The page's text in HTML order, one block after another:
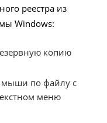
реестра из
Windows:
копию
по файлу с
меню